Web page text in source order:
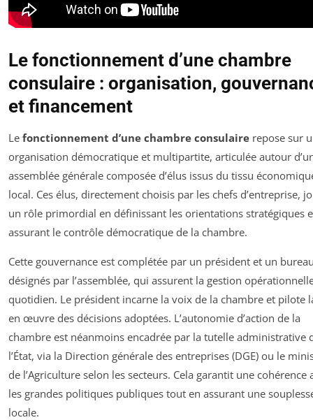
Le fonctionnement d’une chambre
consulaire : organisation,
et financement
Le fonctionnement d’une chambre consulaire repose sur
organisation démocratique et multipartite, articulée autour
assemblée générale composée d’élus issus du tissu
local. Ces élus, directement choisis par les chefs d’entreprise,
un rôle primordial en définissant les orientations stratégiques
assurant le contrôle démocratique de la chambre.
Cette gouvernance est complétée par un président et un
désignés par l’assemblée, qui assurent la gestion
quotidien. Le président incarne la voix de la chambre et pilote
en œuvre des décisions adoptées. L’autonomie d’action de la
chambre est néanmoins encadrée par la tutelle administrative
l’État, via la Direction générale des entreprises (DGE) ou le
de l’Agriculture selon les secteurs. Cela garantit une cohérence
les grandes politiques publiques tout en assurant une
locale.